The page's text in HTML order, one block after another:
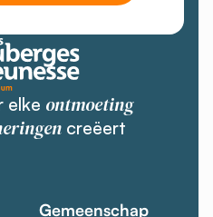
elke ontmoeting
creëert
Gemeenschap